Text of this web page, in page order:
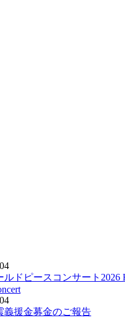
ルドピースコンサート2026
義援金募金のご報告